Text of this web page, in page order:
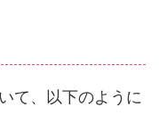
て、以下のように